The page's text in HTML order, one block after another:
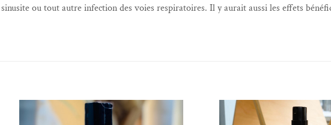
ou tout autre infection des voies respiratoires. Il y aurait aussi les effets